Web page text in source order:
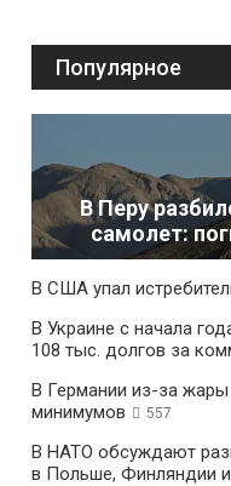
Популярное
В Перу
самолет:
В США упал
В Украине с начала
108 тыс. долгов за
В Германии из-за
минимумов
557
В НАТО обсуждают
в Польше, Финляндии